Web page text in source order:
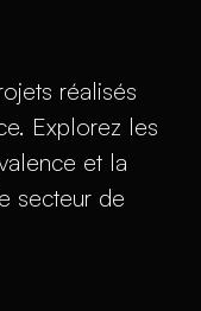
réalisés
Explorez les
et la
secteur de